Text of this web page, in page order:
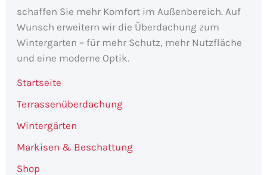
schaffen Sie mehr Komfort im Außenbereich. Auf
Wunsch erweitern wir die Überdachung zum
Wintergarten – für mehr Schutz, mehr Nutzfläche
und eine moderne Optik.
Startseite
Terrassenüberdachung
Wintergärten
Markisen & Beschattung
Shop